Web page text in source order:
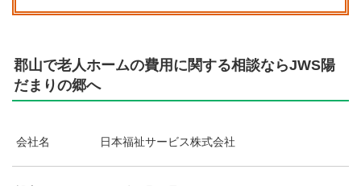
郡山で老人ホームの費用に関する相談ならJWS陽
だまりの郷へ
会社名 日本福祉サービス株式会社